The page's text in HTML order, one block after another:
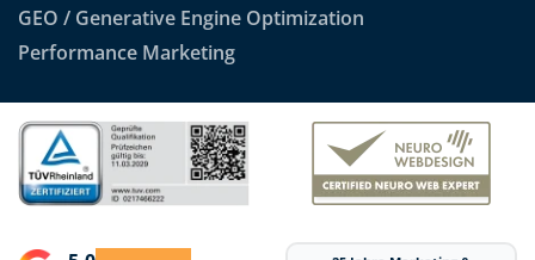
GEO / Generative Engine Optimization
Performance Marketing